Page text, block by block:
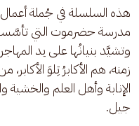
هذه السلسلة في جُملة
مدرسة حضرموت التي
وتشيَّد بنيانُها على يد
زمنه، هم الأكابرُ تِلوَ
الإنابة وأهل العلم والخشية
جيل.